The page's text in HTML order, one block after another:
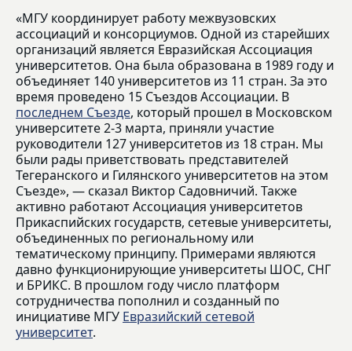
«МГУ координирует работу межвузовских
ассоциаций и консорциумов. Одной из старейших
организаций является Евразийская Ассоциация
университетов. Она была образована в 1989 году и
объединяет 140 университетов из 11 стран. За это
время проведено 15 Съездов Ассоциации. В
последнем Съезде, который прошел в Московском
университете 2-3 марта, приняли участие
руководители 127 университетов из 18 стран. Мы
были рады приветствовать представителей
Тегеранского и Гилянского университетов на этом
Съезде», — сказал Виктор Садовничий. Также
активно работают Ассоциация университетов
Прикаспийских государств, сетевые университеты,
объединенных по региональному или
тематическому принципу. Примерами являются
давно функционирующие университеты ШОС, СНГ
и БРИКС. В прошлом году число платформ
сотрудничества пополнил и созданный по
инициативе МГУ Евразийский сетевой
университет.